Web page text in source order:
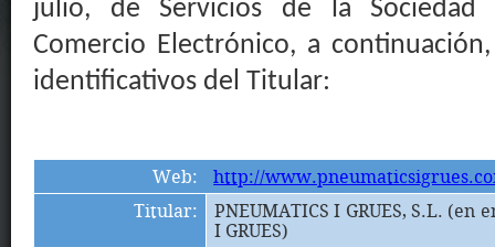
julio, de Servicios de la
Comercio Electrónico, a
identificativos del Titular:
Web:
http://
Titular:
PNEUMATICS I GRUES, S.L. (en
I GRUES)